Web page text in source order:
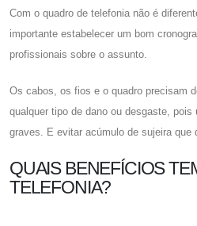
Com o quadro de telefonia não é
importante estabelecer um bom
profissionais sobre o assunto.
Os cabos, os fios e o quadro precisam
qualquer tipo de dano ou desgaste,
graves. E evitar acúmulo de sujeira que
QUAIS BENEFÍCIOS
TELEFONIA?